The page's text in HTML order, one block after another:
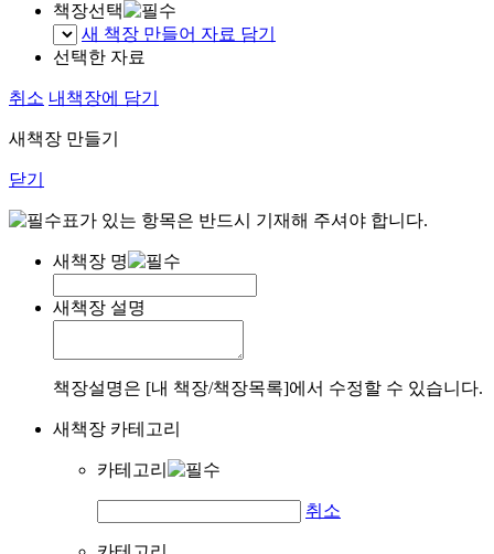
책장선택
새 책장 만들어 자료 담기
선택한 자료
취소 내책장에 담기
새책장 만들기
닫기
표가 있는 항목은 반드시 기재해 주셔야 합니다.
새책장 명
새책장 설명
책장설명은 [내 책장/책장목록]에서 수정할 수 있습니다.
새책장 카테고리
카테고리
취소